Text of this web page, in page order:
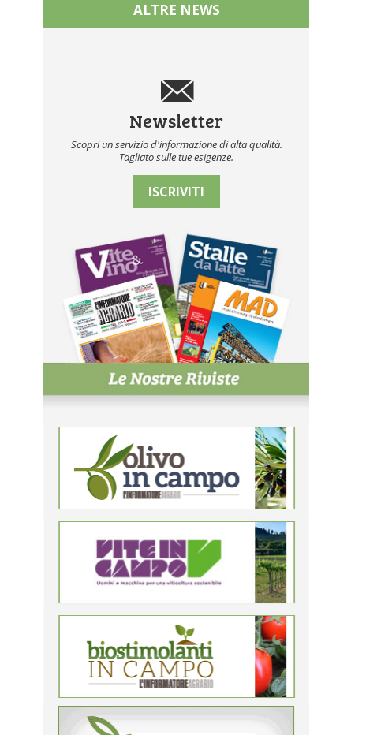
ALTRE NEWS
Newsletter
Scopri un servizio d'informazione di alta qualità.
Tagliato sulle tue esigenze.
ISCRIVITI